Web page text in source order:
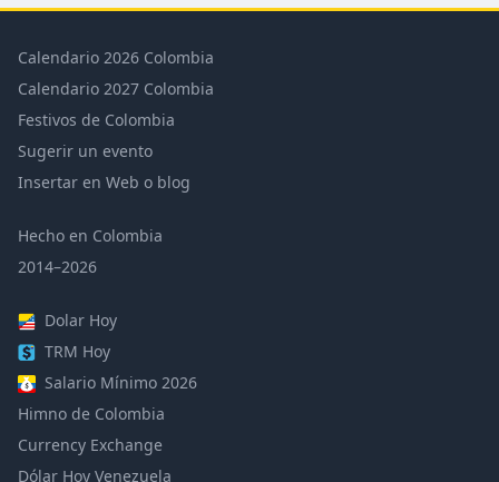
Calendario 2026 Colombia
Calendario 2027 Colombia
Festivos de Colombia
Sugerir un evento
Insertar en Web o blog
Hecho en Colombia
2014–2026
Dolar Hoy
TRM Hoy
Salario Mínimo 2026
Himno de Colombia
Currency Exchange
Dólar Hoy Venezuela